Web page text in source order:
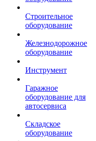
Строительное
оборудование
Железнодорожное
оборудование
Инструмент
Гаражное
оборудование для
автосервиса
Складское
оборудование